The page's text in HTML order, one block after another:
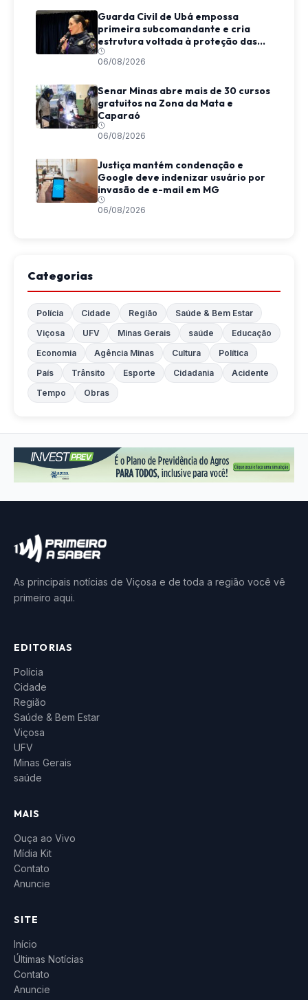
Guarda Civil de Ubá empossa
primeira subcomandante e cria
estrutura voltada à proteção das
mulheres
06/08/2026
Senar Minas abre mais de 30 cursos
gratuitos na Zona da Mata e
Caparaó
06/08/2026
Justiça mantém condenação e
Google deve indenizar usuário por
invasão de e-mail em MG
06/08/2026
Categorias
Polícia Cidade Região
Saúde & Bem Estar
Viçosa
UFV Minas Gerais saúde
Educação
Economia
Agência Minas Cultura
Política
País
Trânsito Esporte Cidadania
Acidente
Tempo
Obras
As principais notícias de Viçosa e de toda a região você vê
primeiro aqui.
EDITORIAS
Polícia
Cidade
Região
Saúde & Bem Estar
Viçosa
UFV
Minas Gerais
saúde
MAIS
Ouça ao Vivo
Mídia Kit
Contato
Anuncie
SITE
Início
Últimas Notícias
Contato
Anuncie